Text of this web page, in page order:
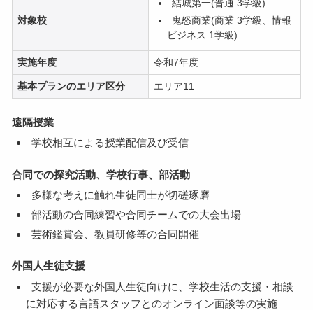
対象校
結城第一(普通 3学級)
鬼怒商業(商業 3学級、情報
ビジネス 1学級)
実施年度 令和7年度
基本プランのエリア区分 エリア11
遠隔授業
学校相互による授業配信及び受信
合同での探究活動、学校行事、部活動
多様な考えに触れ生徒同士が切磋琢磨
部活動の合同練習や合同チームでの大会出場
芸術鑑賞会、教員研修等の合同開催
外国人生徒支援
支援が必要な外国人生徒向けに、学校生活の支援・相談
に対応する言語スタッフとのオンライン面談等の実施